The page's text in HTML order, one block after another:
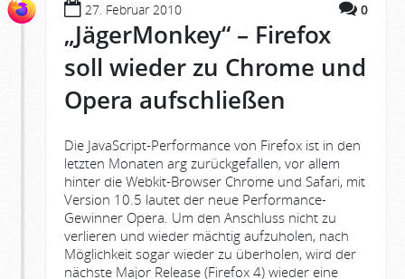
27. Februar 2010 0
„JägerMonkey“ – Firefox
soll wieder zu Chrome und
Opera aufschließen
Die JavaScript-Performance von Firefox ist in den
letzten Monaten arg zurückgefallen, vor allem
hinter die Webkit-Browser Chrome und Safari, mit
Version 10.5 lautet der neue Performance-
Gewinner Opera. Um den Anschluss nicht zu
verlieren und wieder mächtig aufzuholen, nach
Möglichkeit sogar wieder zu überholen, wird der
nächste Major Release (Firefox 4) wieder eine